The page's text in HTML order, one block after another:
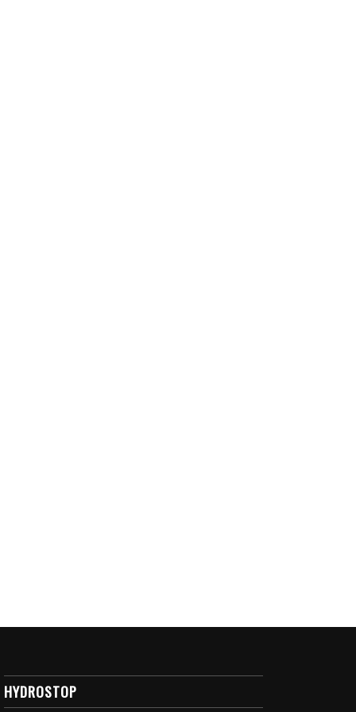
HYDROSTOP